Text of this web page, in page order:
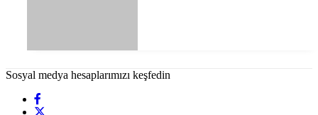
Sosyal medya hesaplarımızı keşfedin